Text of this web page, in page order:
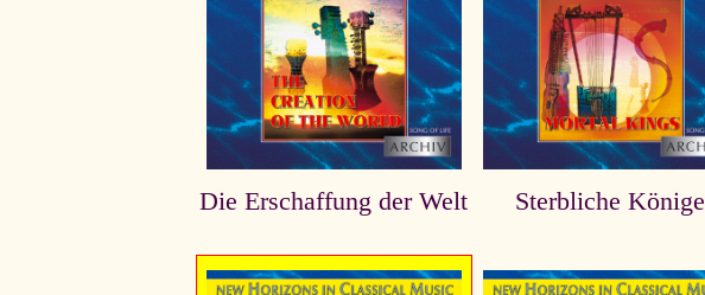
Die Erschaffung der Welt Sterbliche Könige